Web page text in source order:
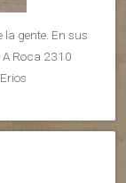
la gente. En sus
Roca 2310